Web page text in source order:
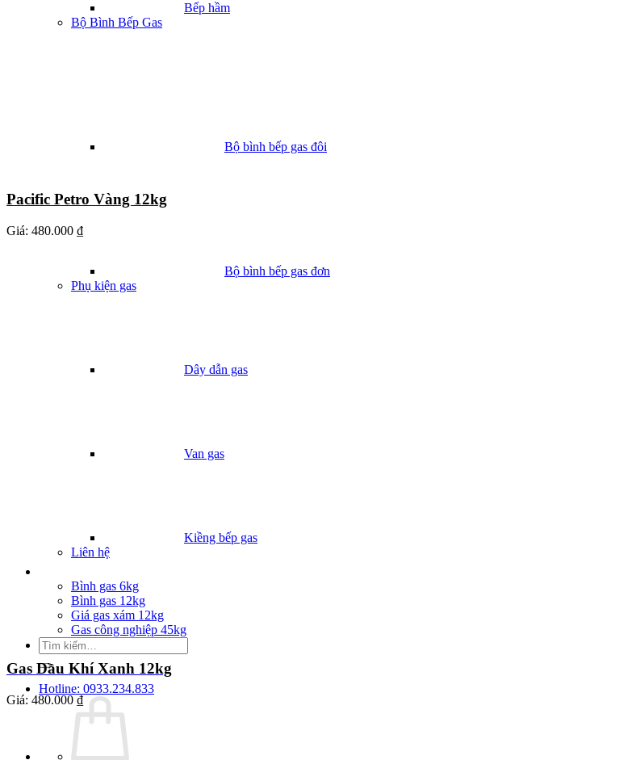
Bếp hầm
Bộ Bình Bếp Gas
Bộ bình bếp gas đôi
Bộ bình bếp gas đơn
Phụ kiện gas
Dây dẫn gas
Van gas
Kiềng bếp gas
Liên hệ
Bình gas 6kg
Bình gas 12kg
Giá gas xám 12kg
Gas công nghiệp 45kg
Tìm
kiếm:
Hotline: 0933.234.833
Pacific Petro Vàng 12kg
Giá: 480.000 ₫
Gas Dầu Khí Xanh 12kg
Giá: 480.000 ₫